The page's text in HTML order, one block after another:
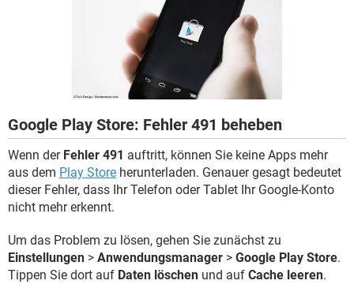
HARDWARE
Google Play Store: Fehler 491 beheben
Wenn der Fehler 491 auftritt, können Sie keine Apps mehr
aus dem Play Store herunterladen. Genauer gesagt bedeutet
dieser Fehler, dass Ihr Telefon oder Tablet Ihr Google-Konto
nicht mehr erkennt.
Um das Problem zu lösen, gehen Sie zunächst zu
Einstellungen > Anwendungsmanager > Google Play Store.
Tippen Sie dort auf Daten löschen und auf Cache leeren.